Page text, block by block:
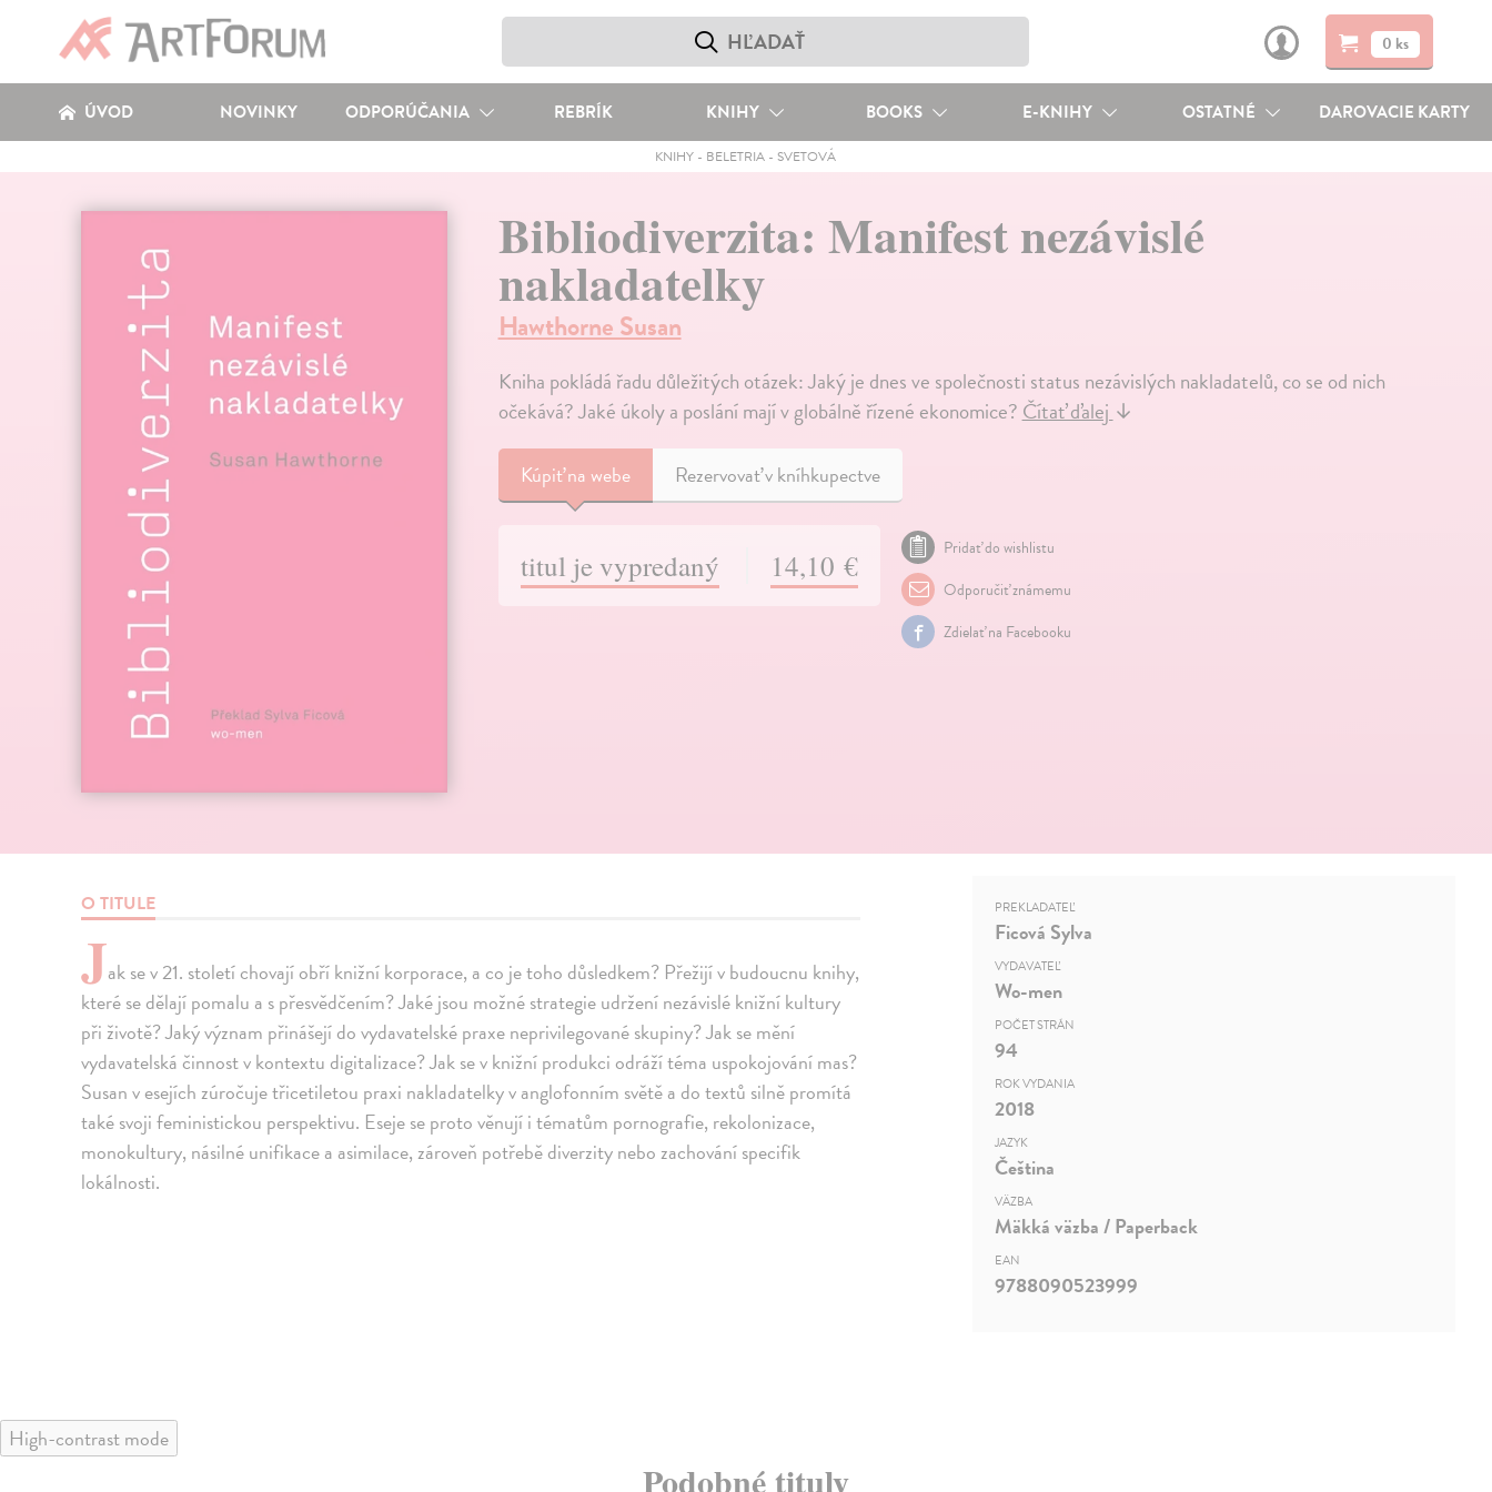
0 ks
ÚVOD NOVINKY ODPORÚČANIA REBRÍK KNIHY BOOKS E-KNIHY OSTATNÉ DAROVACIE KARTY
KNIHY - BELETRIA - SVETOVÁ
Bibliodiverzita: Manifest nezávislé
nakladatelky
Hawthorne Susan
Kniha pokládá řadu důležitých otázek: Jaký je dnes ve společnosti status nezávislých nakladatelů, co se od nich
očekává? Jaké úkoly a poslání mají v globálně řízené ekonomice?Čítať ďalej↓
Kúpiťna webe Rezervovať v kníhkupectve
titul je vypredaný 14,10 €
Pridať do wishlistu
Odporučiť známemu
Zdielať na Facebooku
O TITULE
Jak se v 21. století chovají obří knižní korporace, a co je toho důsledkem? Přežijí v budoucnu knihy,
které se dělají pomalu a s přesvědčením? Jaké jsou možné strategie udržení nezávislé knižní kultury
při životě? Jaký význam přinášejí do vydavatelské praxe neprivilegované skupiny? Jak se mění
vydavatelská činnost v kontextu digitalizace? Jak se v knižní produkci odráží téma uspokojování mas?
Susan v esejích zúročuje třicetiletou praxi nakladatelky v anglofonním světě a do textů silně promítá
také svoji feministickou perspektivu. Eseje se proto věnují i tématům pornografie, rekolonizace,
monokultury, násilné unifikace a asimilace, zároveň potřebě diverzity nebo zachování specifik
lokálnosti.
PREKLADATEĽ
Ficová Sylva
VYDAVATEĽ
Wo-men
POČET STRÁN
94
ROK VYDANIA
2018
JAZYK
Čeština
VÄZBA
Mäkká väzba / Paperback
EAN
9788090523999
High-contrast mode
Podobné tituly